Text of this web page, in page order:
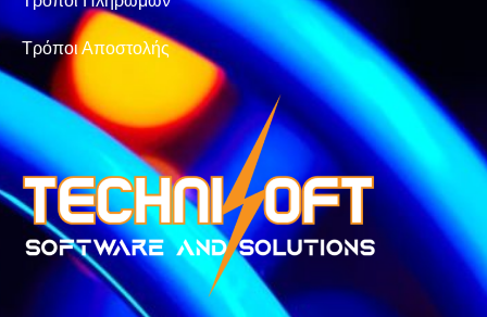
Τρόποι Αποστολής